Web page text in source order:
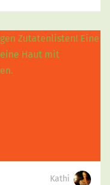
Kathi